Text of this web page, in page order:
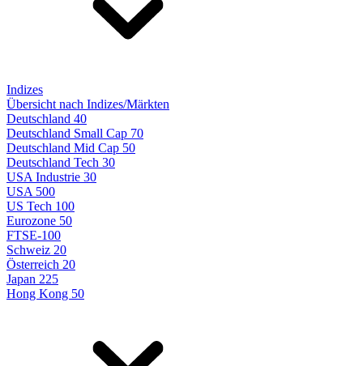
Indizes
Übersicht nach Indizes/Märkten
Deutschland 40
Deutschland Small Cap 70
Deutschland Mid Cap 50
Deutschland Tech 30
USA Industrie 30
USA 500
US Tech 100
Eurozone 50
FTSE-100
Schweiz 20
Österreich 20
Japan 225
Hong Kong 50